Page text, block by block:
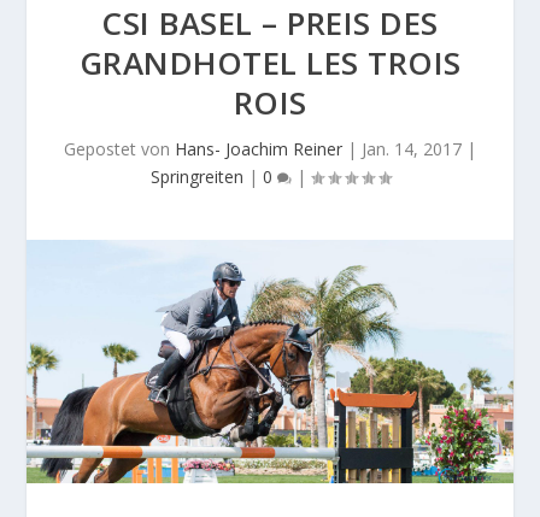
CSI BASEL – PREIS DES
GRANDHOTEL LES TROIS
ROIS
Gepostet von Hans- Joachim Reiner | Jan. 14, 2017 |
Springreiten | 0 |